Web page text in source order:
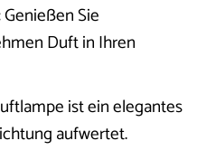
Genießen Sie
Duft in Ihren
ist ein elegantes
aufwertet.